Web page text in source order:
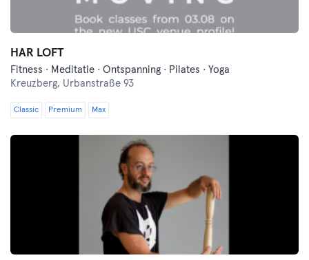
HAR LOFT
Fitness · Meditatie · Ontspanning · Pilates · Yoga
Kreuzberg, Urbanstraße 93
Classic Premium Max